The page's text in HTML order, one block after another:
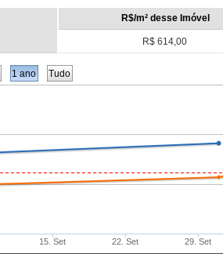
R$/m² desse Imóvel
R$ 614,00
15. Set 22. Set 29. Set
1 ano Tudo